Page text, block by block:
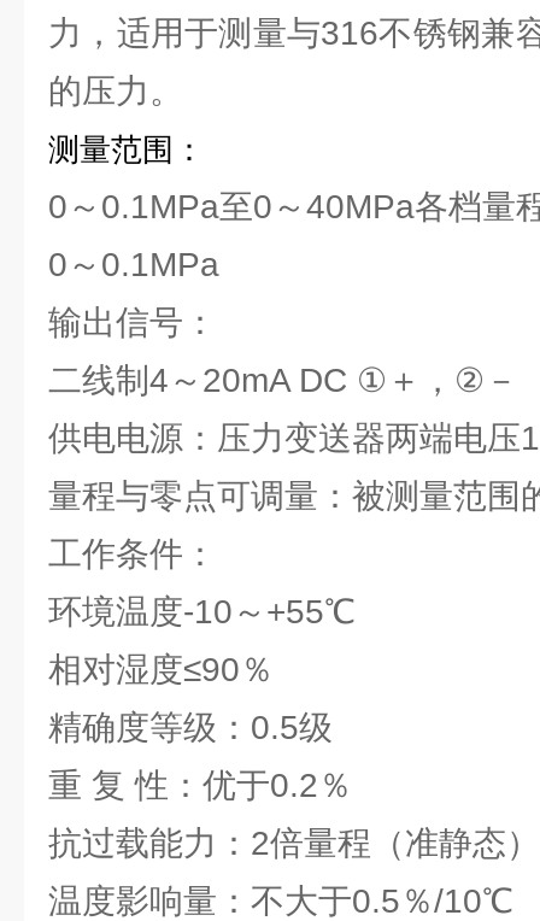
力，适用于测量与316不锈钢兼
的压力。
测量范围：
0～0.1MPa至0～40MPa各档量
0～0.1MPa
输出信号：
二线制4～20mA DC ①＋，②－
供电电源：压力变送器两端电压
量程与零点可调量：被测量范围
工作条件：
环境温度-10～+55℃
相对湿度≤90％
精确度等级：0.5级
重 复 性：优于0.2％
抗过载能力：2倍量程（准静态）
温度影响量：不大于0.5％/10℃